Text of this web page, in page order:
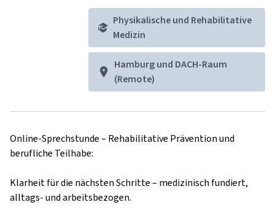
Physikalische und Rehabilitative
Medizin
Hamburg und DACH-Raum
(Remote)
Online-Sprechstunde – Rehabilitative Prävention und
berufliche Teilhabe:
Klarheit für die nächsten Schritte – medizinisch fundiert,
alltags- und arbeitsbezogen.